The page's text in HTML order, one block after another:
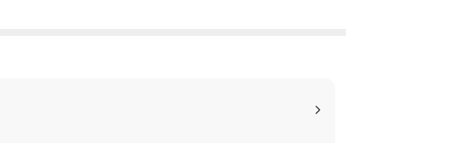
, 동영상이 없는 경우 교환/반품이 제한될 수 있습니다.
다.
발생하면, 재 판매가 어려우므로 신중한 구매 선택을 부탁드립니다.
배 이동 중 파손이 발생하지 않도록 완충 포장을 부탁드립니다.